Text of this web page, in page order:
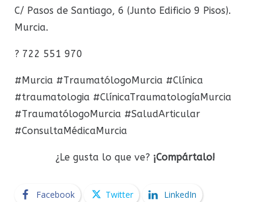
C/ Pasos de Santiago, 6 (Junto Edificio 9 Pisos).
Murcia.
? 722 551 970
#Murcia #TraumatólogoMurcia #Clínica
#traumatologia #ClínicaTraumatologíaMurcia
#TraumatólogoMurcia #SaludArticular
#ConsultaMédicaMurcia
¿Le gusta lo que ve? ¡Compártalo!
Facebook Twitter LinkedIn